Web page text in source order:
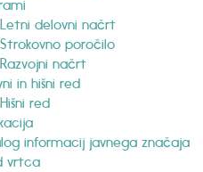
Letni delovni načrt
Strokovno poročilo
Razvojni načrt
in hišni red
Hišni red
informacij javnega značaja
vrtca